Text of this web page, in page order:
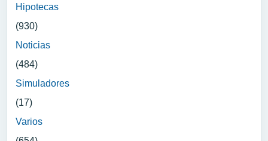
Hipotecas
(930)
Noticias
(484)
Simuladores
(17)
Varios